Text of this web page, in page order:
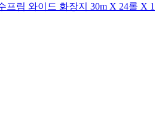
프림 와이드 화장지 30m X 24롤 X 1